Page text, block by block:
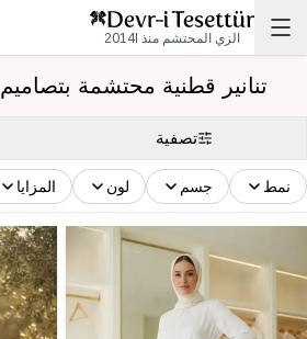
الزي المحتشم منذ 2014l
تنانير قطنية محتشمة
تصفية
نمط جسم لون المزايا